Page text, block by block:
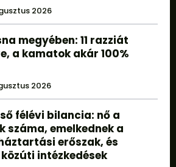
2026
megyében: 11 razziát
a kamatok akár 100%
2026
félévi bilancia: nő a
száma, emelkednek a
erőszak, és
intézkedések